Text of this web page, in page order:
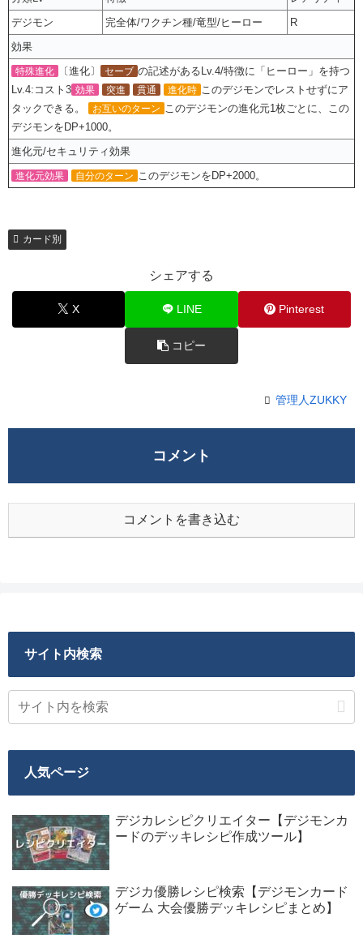
デジモン
完全体/ワクチン種/竜型/ヒーロー
R
効果
特殊進化 〔進化〕 セーブ の記述があるLv.4/特徴に「ヒーロー」を持つ
Lv.4:コスト3 効果 突進 貫通 進化時 このデジモンでレストせずにア
タックできる。
お互いのターン
このデジモンの進化元1枚ごとに、この
デジモンをDP+1000。
進化元/セキュリティ効果
進化元効果 自分のターン このデジモンをDP+2000。
カード別
シェアする
X LINE Pinterest
コピー
管理人ZUKKY
コメント
コメントを書き込む
サイト内検索
人気ページ
デジカレシピクリエイター【デジモンカ
ードのデッキレシピ作成ツール】
デジカ優勝レシピ検索【デジモンカード
ゲーム 大会優勝デッキレシピまとめ】